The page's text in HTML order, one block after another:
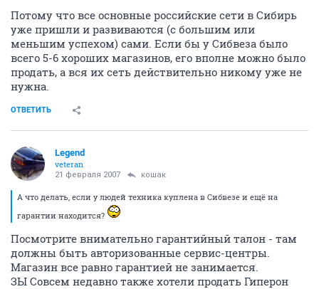
Потому что все основные российские сети в Сибирь
уже пришли и развиваются (с большим или
меньшим успехом) сами. Если бы у Сибвеза было
всего 5-6 хороших магазинов, его вполне можно было
продать, а вся их сеть действительно никому уже не
нужна.
ОТВЕТИТЬ
Legend
veteran
21 февраля 2007 кошак
А что делать, если у людей техника куплена в Сибвезе и ещё на
гарантии находится?
Посмотрите внимательно гарантийный талон - там
должны быть авторизованные сервис-центры.
Магазин все равно гарантией не занимается.
ЗЫ Совсем недавно также хотели продать Гиперон